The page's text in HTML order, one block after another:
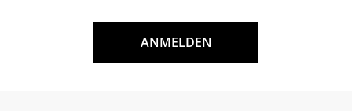
ANMELDEN